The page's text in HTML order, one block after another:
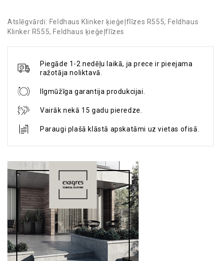
Atslēgvārdi: Feldhaus Klinker ķieģeļflīzes R555, Feldhaus
Klinker R555, Feldhaus ķieģeļflīzes
Piegāde 1-2 nedēļu laikā, ja prece ir pieejama
ražotāja noliktavā.
Ilgmūžīga garantija produkcijai.
Vairāk nekā 15 gadu pieredze.
Paraugi plašā klāstā apskatāmi uz vietas ofisā.